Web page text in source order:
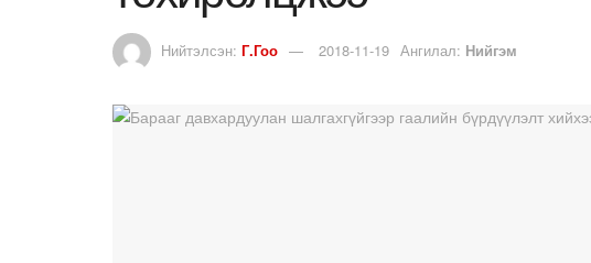
Нийтэлсэн: Г.Гоо 2018-11-19 Ангилал: Нийгэм